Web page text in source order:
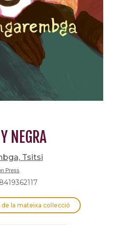
NEGRA
Tsitsi
Press
la mateixa col·lecció